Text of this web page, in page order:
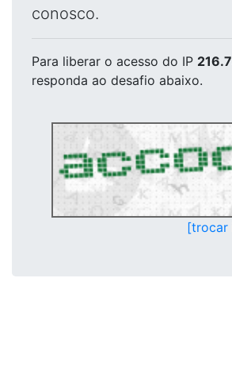
conosco.
Para liberar o acesso do IP
responda ao desafio abaixo.
[trocar